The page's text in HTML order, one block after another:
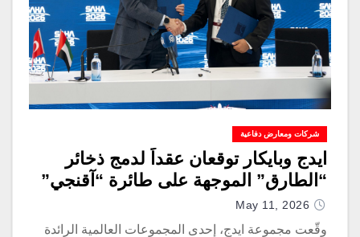
شركات ومعارض دفاعية
ايدج وبايكار توقعان عقداً لدمج ذخائر
“الطارق” الموجهة على طائرة “آقنجي”
May 11, 2026
وقّعت مجموعة ايدج، إحدى المجموعات العالمية الرائدة